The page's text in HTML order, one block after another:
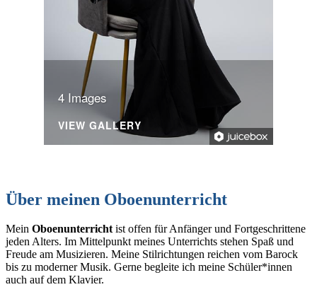
4 Images
VIEW GALLERY
Über meinen Oboenunterricht
Mein Oboenunterrichtist offen für Anfänger und Fortgeschrittene
jeden Alters. Im Mittelpunkt meines Unterrichts stehen Spaß und
Freude am Musizieren. Meine Stilrichtungen reichen vom Barock
bis zu moderner Musik. Gerne begleite ich meine Schüler*innen
auch auf dem Klavier.